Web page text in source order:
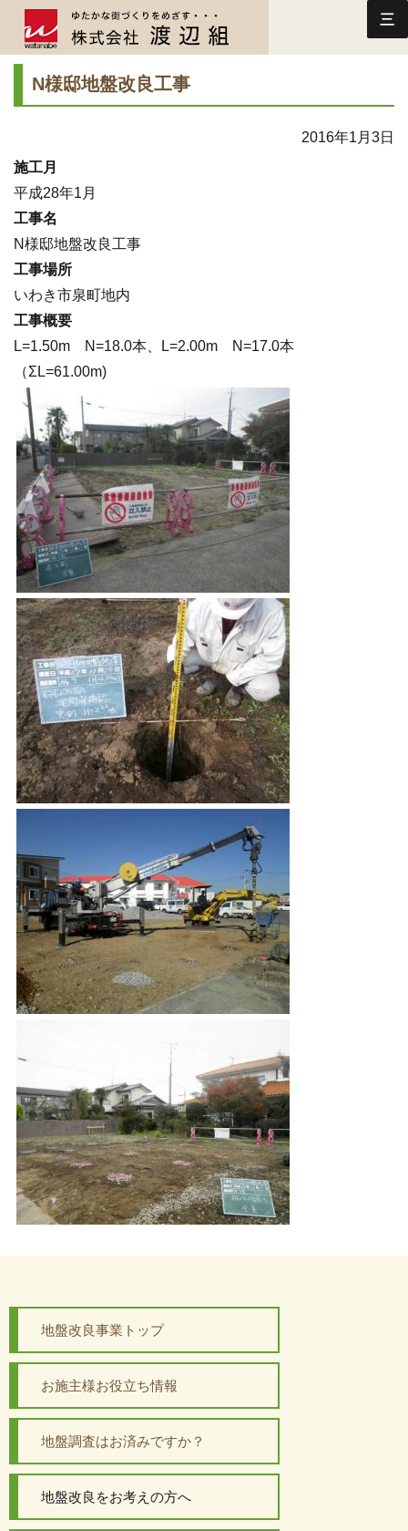
三
N様邸地盤改良工事
2016年1月3日
施工月
平成28年1月
工事名
N様邸地盤改良工事
工事場所
いわき市泉町地内
工事概要
L=1.50m N=18.0本、L=2.00m N=17.0本
（ΣL=61.00m)
地盤改良事業トップ
お施主様お役立ち情報
地盤調査はお済みですか？
地盤改良をお考えの方へ